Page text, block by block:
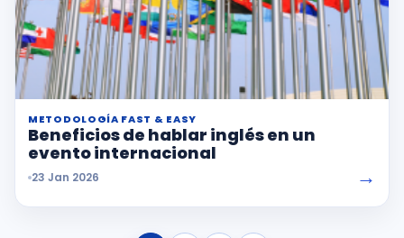
METODOLOGÍA FAST & EASY
Beneficios de hablar inglés en un
evento internacional
23 Jan 2026 →